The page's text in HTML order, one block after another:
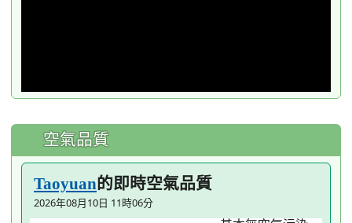
空氣品質
Taoyuan的即時空氣品質
2026年08月10日 11時06分